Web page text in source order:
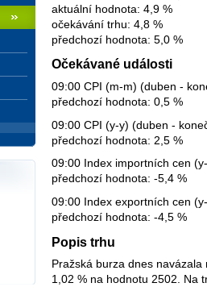
aktuální hodnota: 4,9 %
očekávání trhu: 4,8 %
předchozí hodnota: 5,0 %
Očekávané události
09:00 CPI (m-m) (duben -
předchozí hodnota: 0,5 %
09:00 CPI (y-y) (duben -
předchozí hodnota: 2,5 %
09:00 Index importních cen
předchozí hodnota: -5,4 %
09:00 Index exportních cen
předchozí hodnota: -4,5 %
Popis trhu
Pražská burza dnes
1,02 % na hodnotu 2502. Na